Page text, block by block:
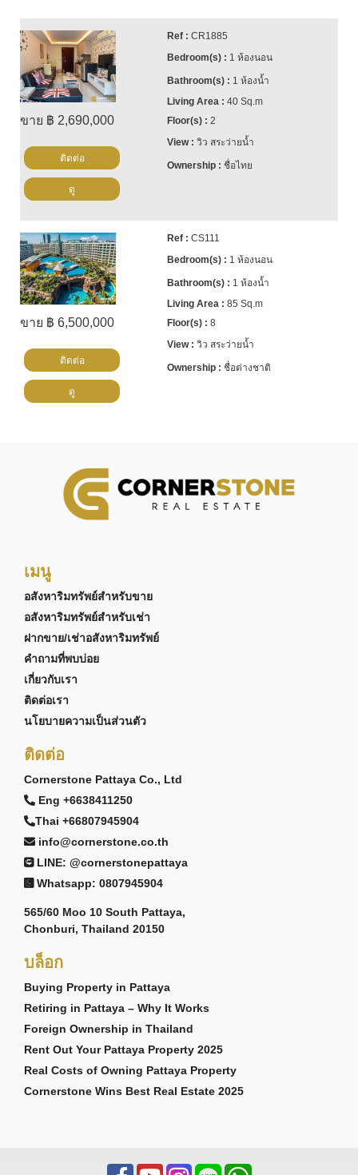
ขาย ฿ 2,690,000
CR1885
1 ห้องนอน
1 ห้องน้ำ
40 Sq.m
2
วิว สระว่ายน้ำ
ชื่อไทย
ติดต่อ
ดู
ขาย ฿ 6,500,000
CS111
1 ห้องนอน
1 ห้องน้ำ
85 Sq.m
8
วิว สระว่ายน้ำ
ชื่อต่างชาติ
ติดต่อ
ดู
เมนู
อสังหาริมทรัพย์สำหรับขาย
อสังหาริมทรัพย์สำหรับเช่า
ฝากขาย/เช่าอสังหาริมทรัพย์
คำถามที่พบบ่อย
เกี่ยวกับเรา
ติดต่อเรา
นโยบายความเป็นส่วนตัว
ติดต่อ
Cornerstone Pattaya Co., Ltd
Eng +6638411250
Thai +66807945904
info@cornerstone.co.th
LINE: @cornerstonepattaya
Whatsapp: 0807945904
565/60 Moo 10 South Pattaya,
Chonburi, Thailand 20150
บล็อก
Buying Property in Pattaya
Retiring in Pattaya – Why It Works
Foreign Ownership in Thailand
Rent Out Your Pattaya Property 2025
Real Costs of Owning Pattaya Property
Cornerstone Wins Best Real Estate 2025